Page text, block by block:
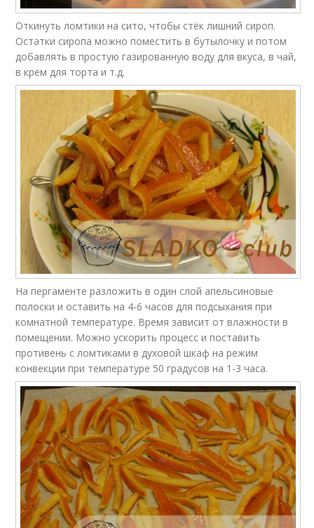
Откинуть ломтики на сито, чтобы стёк лишний сироп.
Остатки сиропа можно поместить в бутылочку и потом
добавлять в простую газированную воду для вкуса, в чай,
в крем для торта и т.д.
На пергаменте разложить в один слой апельсиновые
полоски и оставить на 4-6 часов для подсыхания при
комнатной температуре. Время зависит от влажности в
помещении. Можно ускорить процесс и поставить
противень с ломтиками в духовой шкаф на режим
конвекции при температуре 50 градусов на 1-3 часа.